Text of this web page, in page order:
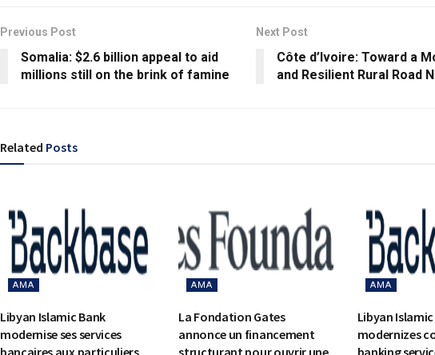
Previous Post
Somalia: $2.6 billion appeal to aid
millions still on the brink of famine
Next Post
Côte d’Ivoire: Toward a
and Resilient Rural Road
Related Posts
AMA
Libyan Islamic Bank
modernise ses services
bancaires aux particuliers
AMA
La Fondation Gates
annonce un financement
structurant pour ouvrir une
AMA
Libyan
modernizes
banking